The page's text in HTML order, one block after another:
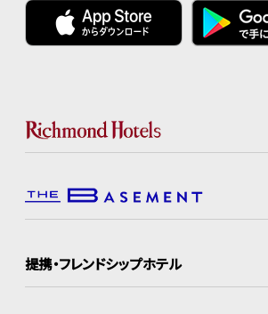
提携・フレンドシップホテル